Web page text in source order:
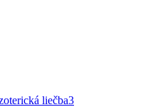
liečba3